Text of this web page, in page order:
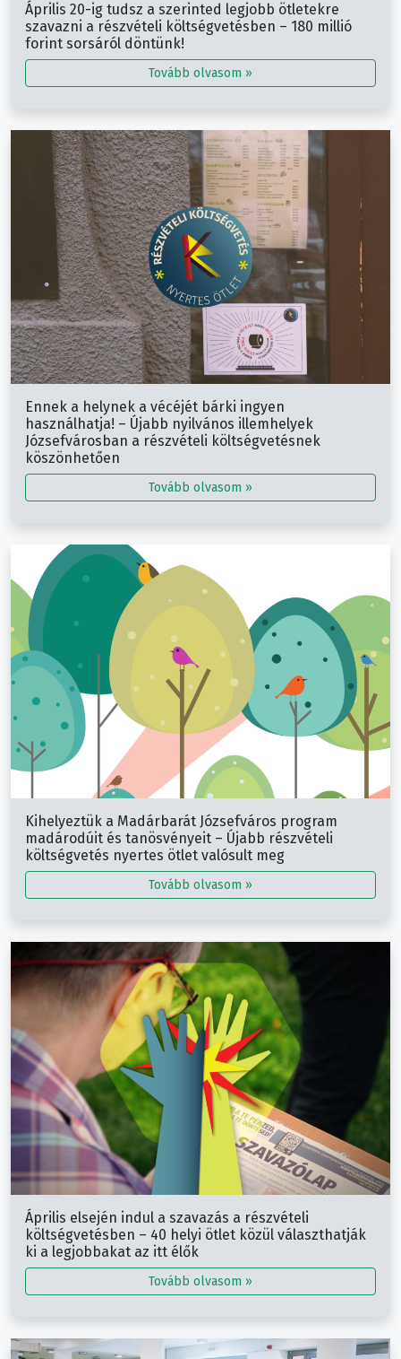
Április 20-ig tudsz a szerinted legjobb ötletekre
szavazni a részvételi költségvetésben – 180 millió
forint sorsáról döntünk!
Tovább olvasom »
Ennek a helynek a vécéjét bárki ingyen
használhatja! – Újabb nyilvános illemhelyek
Józsefvárosban a részvételi költségvetésnek
köszönhetően
Tovább olvasom »
Kihelyeztük a Madárbarát Józsefváros program
madárodúit és tanösvényeit – Újabb részvételi
költségvetés nyertes ötlet valósult meg
Tovább olvasom »
Április elsején indul a szavazás a részvételi
költségvetésben – 40 helyi ötlet közül választhatják
ki a legjobbakat az itt élők
Tovább olvasom »